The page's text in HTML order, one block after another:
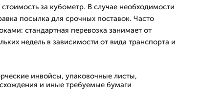
за кубометр. В случае необходимости
посылка для срочных поставок. Часто
стандартная перевозка занимает от
недель в зависимости от вида транспорта и
инвойсы, упаковочные листы,
и иные требуемые бумаги